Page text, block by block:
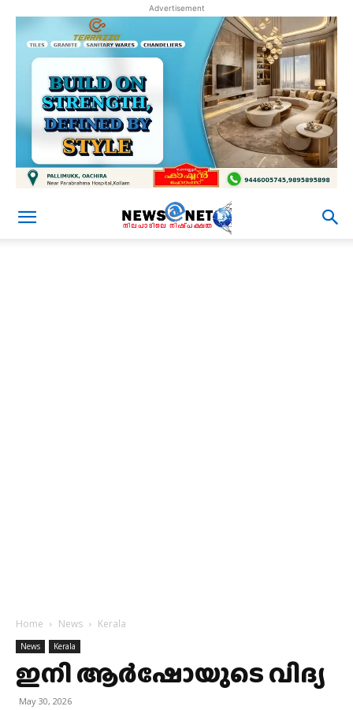
Advertisement
Home News Kerala
News Kerala
ഇനി ആര്‍ഷോയുടെ വിദ്യ
May 30, 2026